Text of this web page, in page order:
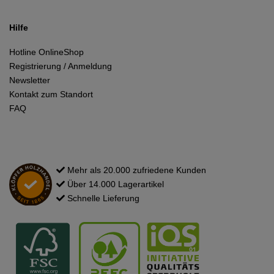
Hilfe
Hotline OnlineShop
Registrierung / Anmeldung
Newsletter
Kontakt zum Standort
FAQ
Mehr als 20.000 zufriedene Kunden
Über 14.000 Lagerartikel
Schnelle Lieferung